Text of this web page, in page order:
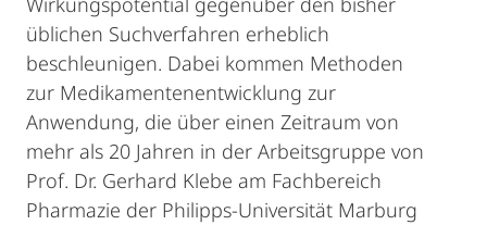
üblichen Suchverfahren erheblich
beschleunigen. Dabei kommen Methoden
zur Medikamentenentwicklung zur
Anwendung, die über einen Zeitraum von
mehr als 20 Jahren in der Arbeitsgruppe von
Prof. Dr. Gerhard Klebe am Fachbereich
Pharmazie der Philipps-Universität Marburg